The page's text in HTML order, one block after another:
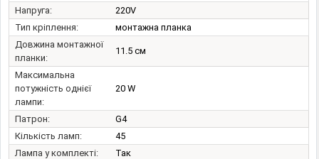
Напруга:
220V
Тип кріплення:
монтажна планка
Довжина монтажної
планки:
11.5 см
Максимальна
потужність однієї
лампи:
20 W
Патрон:
G4
Кількість ламп:
45
Лампа у комплекті:
Так